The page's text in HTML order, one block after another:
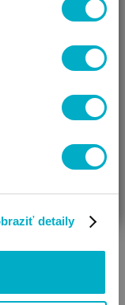
detaily
sedačka na